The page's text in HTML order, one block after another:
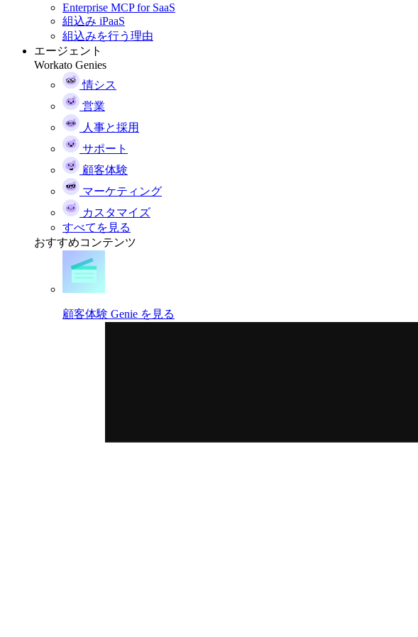
Enterprise MCP for SaaS
組込み iPaaS
組込みを行う理由
エージェント
Workato Genies
情シス
営業
人事と採用
サポート
顧客体験
マーケティング
カスタマイズ
すべてを見る
おすすめコンテンツ
顧客体験 Genie を見る